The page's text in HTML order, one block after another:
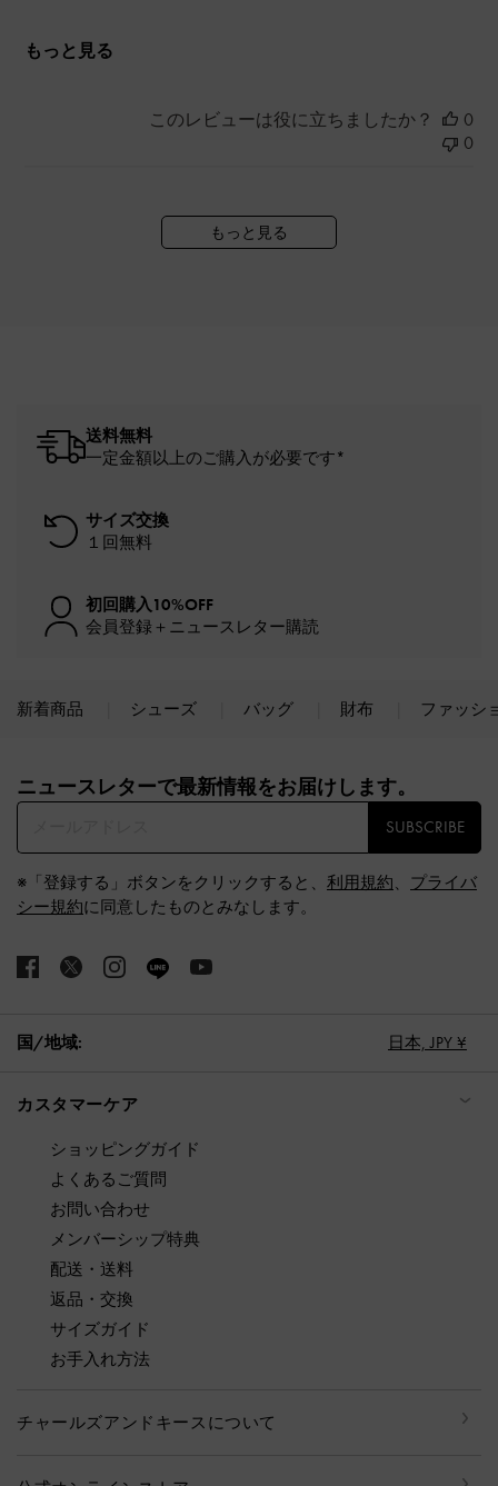
もっと見る
このレビューは役に立ちましたか？
0
0
もっと見る
送料無料
一定金額以上のご購入が必要です*
サイズ交換
１回無料
初回購入10%OFF
会員登録＋ニュースレター購読
新着商品 シューズ バッグ 財布 ファッシ
ニュースレターで最新情報をお届けします。​
SUBSCRIBE
※「登録する」ボタンをクリックすると、 利用規約、 プライバ
シー規約に同意したものとみなします。
国/地域: 日本, JPY ¥
カスタマーケア
ショッピングガイド
よくあるご質問
お問い合わせ
メンバーシップ特典
配送・送料
返品・交換
サイズガイド
お手入れ方法
チャールズアンドキースについて